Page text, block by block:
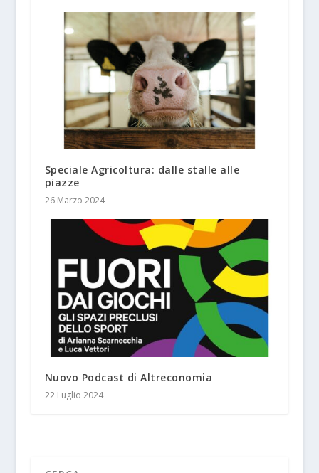
Speciale Agricoltura: dalle stalle alle
piazze
26 Marzo 2024
Nuovo Podcast di Altreconomia
22 Luglio 2024